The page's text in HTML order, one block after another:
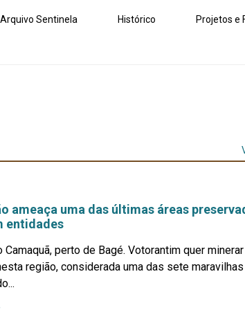
Arquivo Sentinela Histórico Projetos e
ameaça uma das últimas áreas
entidades
Camaquã, perto de Bagé. Votorantim quer minerar
região, considerada uma das sete maravilhas